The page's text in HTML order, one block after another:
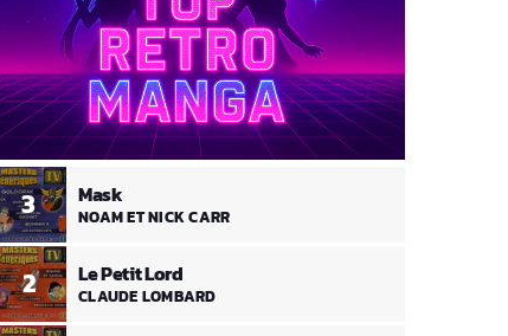
2 Le Petit Lord
CLAUDE LOMBARD
3 Mask
NOAM ET NICK CARR